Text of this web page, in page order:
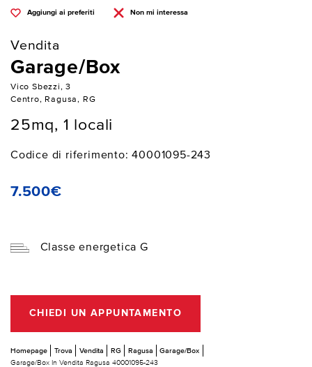
Aggiungi ai preferiti Non mi interessa
Vendita
Garage/Box
Vico Sbezzi, 3
Centro, Ragusa, RG
25mq, 1 locali
Codice di riferimento: 40001095-243
7.500€
Classe energetica G
CHIEDI UN APPUNTAMENTO
Homepage Trova Vendita RG Ragusa
Garage/Box
Garage/Box In Vendita Ragusa 40001095-243